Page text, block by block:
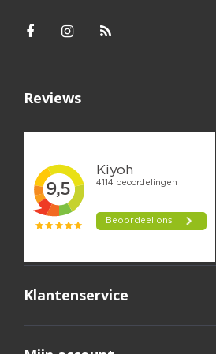
Reviews
Klantenservice